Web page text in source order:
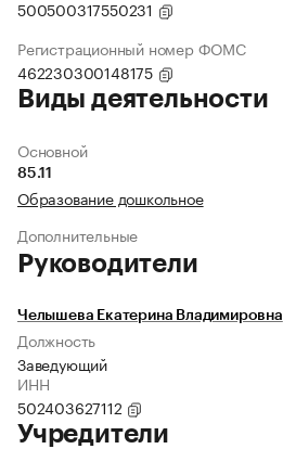
500500317550231
Регистрационный номер ФОМС
462230300148175
Виды деятельности
Основной
85.11
Образование дошкольное
Дополнительные
Руководители
Челышева Екатерина Владимировна
Должность
Заведующий
ИНН
502403627112
Учредители